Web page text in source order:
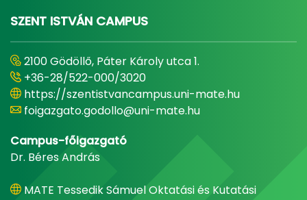
SZENT ISTVÁN CAMPUS
2100 Gödöllő, Páter Károly utca 1.
+36-28/522-000/3020
https://szentistvancampus.uni-mate.hu
foigazgato.godollo@uni-mate.hu
Campus-főigazgató
Dr. Béres András
MATE Tessedik Sámuel Oktatási és Kutatási